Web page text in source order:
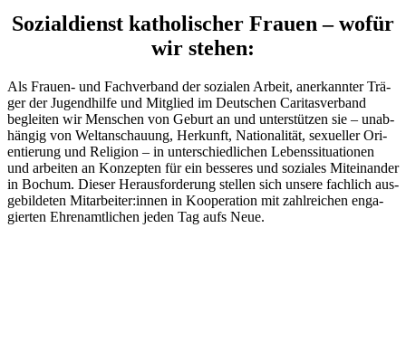
Sozi­al­dienst katho­li­scher Frauen –wofür
wir stehen:
Als Frauen- und Fach­ver­band der sozia­len Arbeit, aner­kann­ter Trä­
ger der Jugend­hilfe und Mit­glied im Deut­schen Cari­tas­ver­band
beglei­ten wir Men­schen von Geburt an und unter­stüt­zen sie – unab­
hän­gig von Welt­an­schau­ung, Her­kunft, Natio­na­li­tät, sexu­el­ler Ori­
en­tie­rung und Reli­gion – in unter­schied­li­chen Lebens­si­tua­tio­nen
und arbei­ten an Kon­zep­ten für ein bes­se­res und sozia­les Mit­ein­an­der
in Bochum. Die­ser Her­aus­for­de­rung stel­len sich unsere fach­lich aus­
ge­bil­de­ten Mitarbeiter:innen in Koope­ra­tion mit zahl­rei­chen enga­
gier­ten Ehren­amt­li­chen jeden Tag aufs Neue.